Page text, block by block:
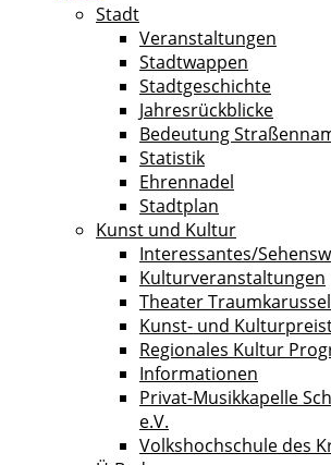
Stadt
Veranstaltungen
Stadtwappen
Stadtgeschichte
Jahresrückblicke
Bedeutung
Statistik
Ehrennadel
Stadtplan
Kunst und Kultur
Interessantes/
Kulturveranstaltungen
Theater
Kunst- und
Regionales Kultur
Informationen
Privat-Musikkapelle
e.V.
Volkshochschule des